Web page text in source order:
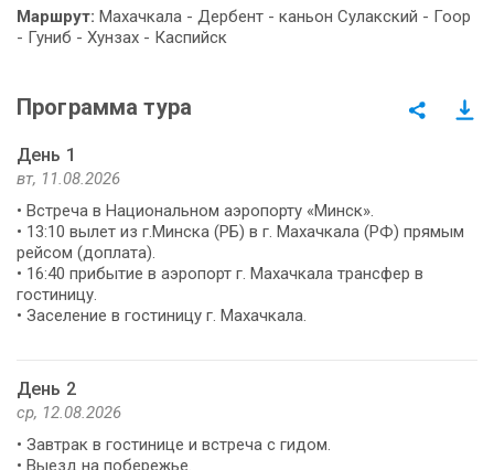
Маршрут: Махачкала - Дербент - каньон Сулакский - Гоор
- Гуниб - Хунзах - Каспийск
Программа тура
День 1
вт, 11.08.2026
• Встреча в Национальном аэропорту «Минск».
• 13:10 вылет из г.Минска (РБ) в г. Махачкала (РФ) прямым
рейсом (доплата).
• 16:40 прибытие в аэропорт г. Махачкала трансфер в
гостиницу.
• Заселение в гостиницу г. Махачкала.
День 2
ср, 12.08.2026
• Завтрак в гостинице и встреча с гидом.
• Выезд на побережье.